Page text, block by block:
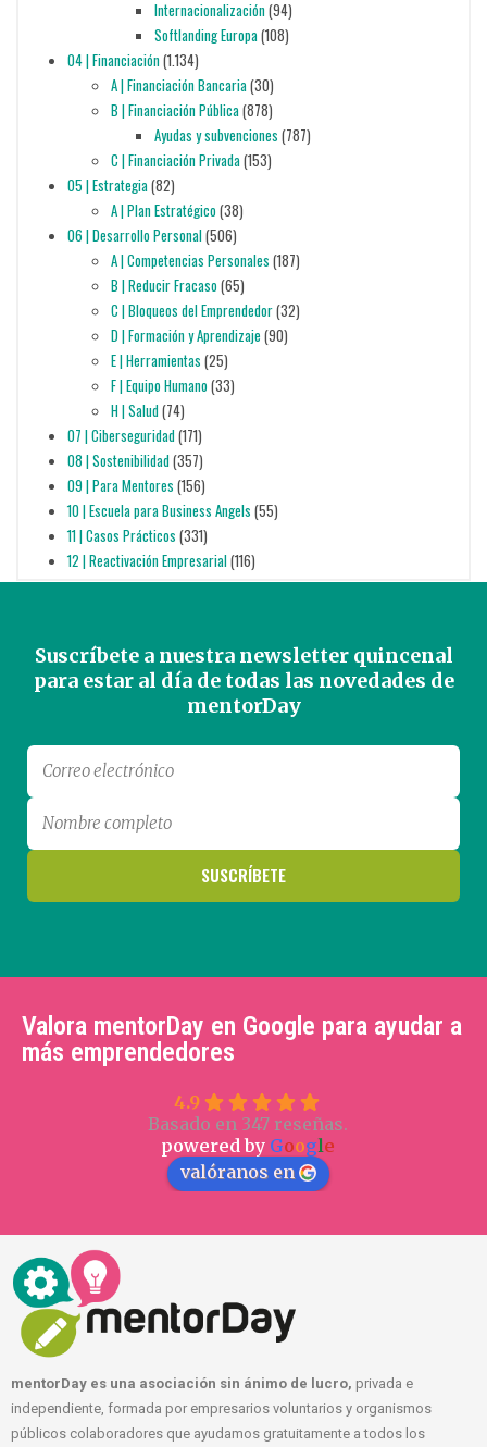
Internacionalización(94)
Softlanding Europa(108)
04 | Financiación(1.134)
A | Financiación Bancaria(30)
B | Financiación Pública(878)
Ayudas y subvenciones (787)
C | Financiación Privada(153)
05 | Estrategia(82)
A | Plan Estratégico(38)
06 | Desarrollo Personal(506)
A | Competencias Personales (187)
B | Reducir Fracaso(65)
C | Bloqueos del Emprendedor(32)
D | Formación y Aprendizaje (90)
E | Herramientas (25)
F | Equipo Humano(33)
H | Salud(74)
07 | Ciberseguridad(171)
08 | Sostenibilidad(357)
09 | Para Mentores (156)
10 | Escuela para Business Angels (55)
11 | Casos Prácticos (331)
12 | Reactivación Empresarial(116)
Suscríbete a nuestra newsletter quincenal
para estar al día de todas las novedades de
mentorDay
Valora mentorDay en Google para ayudar a
más emprendedores
4.9
Basado en 347 reseñas.
powered by Google
valóranos en
mentorDay es una asociación sin ánimo de lucro, privada e
independiente, formada por empresarios voluntarios y organismos
públicos colaboradores que ayudamos gratuitamente a todos los